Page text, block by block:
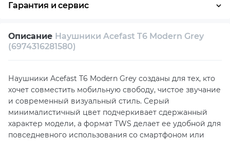
Гарантия и сервис
Собственный сервисный центр
Описание Наушники Acefast T6 Modern Grey
(6974316281580)
Наушники Acefast T6 Modern Grey созданы для тех, кто
хочет совместить мобильную свободу, чистое звучание
и современный визуальный стиль. Серый
минималистичный цвет подчеркивает сдержанный
характер модели, а формат TWS делает ее удобной для
повседневного использования со смартфоном или